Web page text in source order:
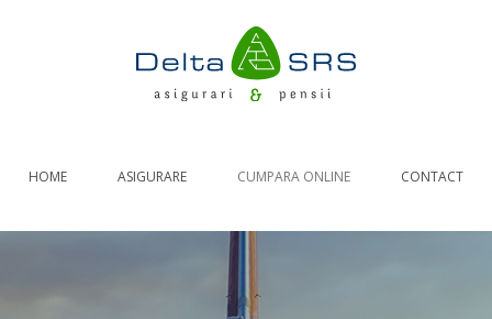
HOME ASIGURARE CUMPARA ONLINE CONTACT